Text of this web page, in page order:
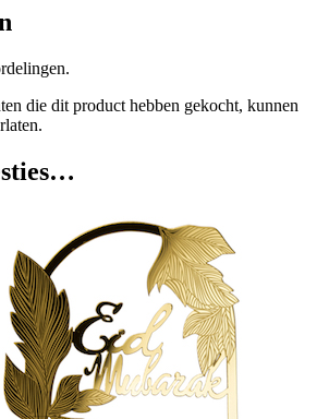
die dit product hebben gekocht, kunnen